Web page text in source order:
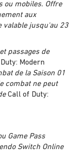
ou mobiles. Offre
aux
valable jusqu'au 23
passages de
Modern
de la Saison 01
combat ne peut
Call of Duty:
Game Pass
Switch Online